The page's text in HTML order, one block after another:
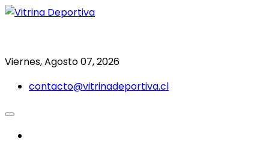
Saltar
Viernes, Agosto 07, 2026
contacto@vitrinadeportiva.cl